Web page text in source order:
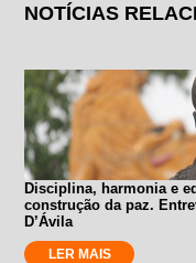
NOTÍCIAS
Disciplina, harmonia e
construção da paz.
D’Ávila
LER MAIS